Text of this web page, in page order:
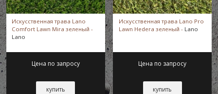
Искусственная трава Lano
Comfort Lawn Mira зеленый -
Lano
Цена по запросу
купить
Искусственная трава Lano Pro
Lawn Hedera зеленый - Lano
Цена по запросу
купить